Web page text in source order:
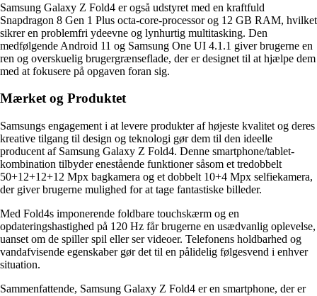
Samsung Galaxy Z Fold4 er også udstyret med en kraftfuld
Snapdragon 8 Gen 1 Plus octa-core-processor og 12 GB RAM, hvilket
sikrer en problemfri ydeevne og lynhurtig multitasking. Den
medfølgende Android 11 og Samsung One UI 4.1.1 giver brugerne en
ren og overskuelig brugergrænseflade, der er designet til at hjælpe dem
med at fokusere på opgaven foran sig.
Mærket og Produktet
Samsungs engagement i at levere produkter af højeste kvalitet og deres
kreative tilgang til design og teknologi gør dem til den ideelle
producent af Samsung Galaxy Z Fold4. Denne smartphone/tablet-
kombination tilbyder enestående funktioner såsom et tredobbelt
50+12+12+12 Mpx bagkamera og et dobbelt 10+4 Mpx selfiekamera,
der giver brugerne mulighed for at tage fantastiske billeder.
Med Fold4s imponerende foldbare touchskærm og en
opdateringshastighed på 120 Hz får brugerne en usædvanlig oplevelse,
uanset om de spiller spil eller ser videoer. Telefonens holdbarhed og
vandafvisende egenskaber gør det til en pålidelig følgesvend i enhver
situation.
Sammenfattende, Samsung Galaxy Z Fold4 er en smartphone, der er